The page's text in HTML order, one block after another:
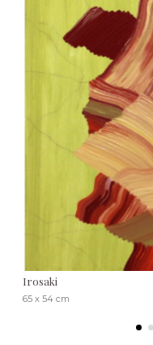
Irosaki
65 x 54 cm